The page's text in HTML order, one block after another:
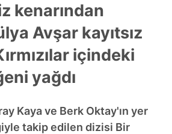
kenarından
Avşar kayıtsız
içindeki
yağdı
Kaya ve Berk Oktay'ın yer
takip edilen dizisi Bir